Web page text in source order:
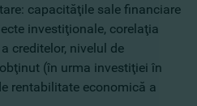
capacităţile sale financiare
investiţionale, corelaţia
creditelor, nivelul de
(în urma investiţiei în
rentabilitate economică a